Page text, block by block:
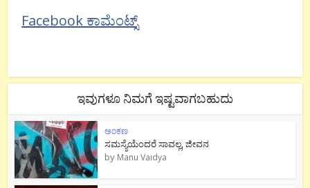
Facebook ಕಾಮೆಂಟ್ಸ್
ಇವುಗಳೂ ನಿಮಗೆ ಇಷ್ಟವಾಗಬಹುದು
ಅಂಕಣ
ಸಮಸ್ಯೆಯೆಂದರೆ ಸಾವಲ್ಲ, ಜೀವನ
by Manu Vaidya